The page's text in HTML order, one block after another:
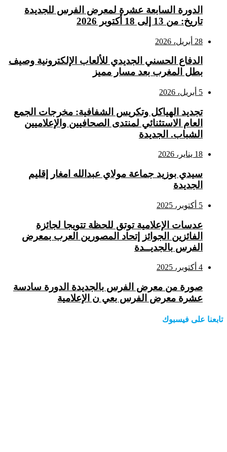
الدورة السابعة عشرة لمعرض الفرس للجديدة
تاريخ: من 13 إلى 18 أكتوبر 2026
28 أبريل، 2026
الدفاع الحسني الجديدي للألعاب الإلكترونية وصيف
بطل المغرب بعد مسار مميز
5 أبريل، 2026
تجديد الهياكل وتكريس الشفافية: مخرجات الجمع
العام الاستثنائي لمنتدى الصحافيين والإعلاميين
الشباب. الجديدة
18 يناير، 2026
سيدي بوزيد جماعة مولاي عبدالله امغار إقليم
الجديدة
5 أكتوبر، 2025
عدسات الإعلامية توتق للحظة تتويجا لجائزة
الفائزين الجوائز إتحاد المصورين العرب بمعرض
الفرس بالجديــدة
4 أكتوبر، 2025
صورة من معرض الفرس بالجديدة الدورة سادسة
عشرة معرض الفرس بعي ن الإعلامية
تابعنا على فيسبوك